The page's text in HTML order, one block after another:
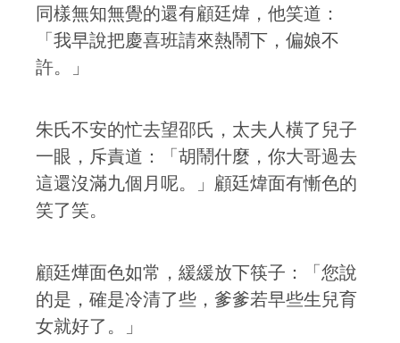
同樣無知無覺的還有顧廷煒，他笑道：
「我早說把慶喜班請來熱鬧下，偏娘不
許。」
朱氏不安的忙去望邵氏，太夫人橫了兒子
一眼，斥責道：「胡鬧什麼，你大哥過去
這還沒滿九個月呢。」顧廷煒面有慚色的
笑了笑。
顧廷燁面色如常，緩緩放下筷子：「您說
的是，確是冷清了些，爹爹若早些生兒育
女就好了。」